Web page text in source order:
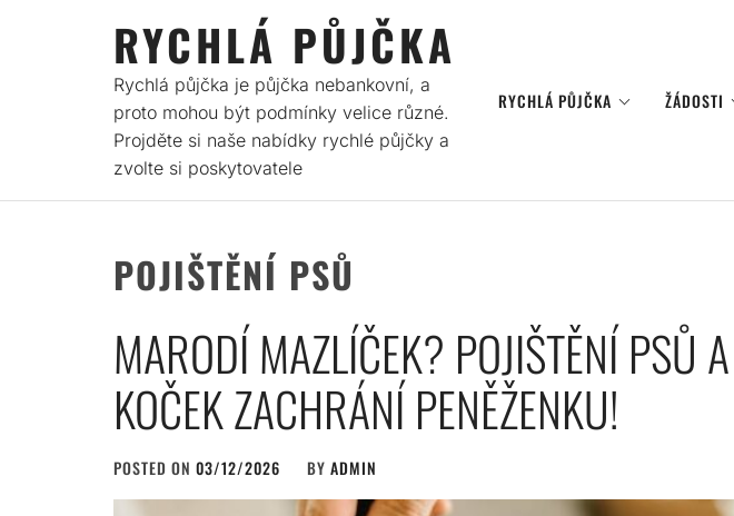
RYCHLÁ PŮJČKA
Rychlá půjčka je půjčka nebankovní, a
proto mohou být podmínky velice různé.
Projděte si naše nabídky rychlé půjčky a
zvolte si poskytovatele
RYCHLÁ PŮJČKA ŽÁDOSTI
POJIŠTĚNÍ PSŮ
MARODÍ MAZLÍČEK? POJIŠTĚNÍ PSŮ A
KOČEK ZACHRÁNÍ PENĚŽENKU!
POSTED ON 03/12/2026 BY ADMIN